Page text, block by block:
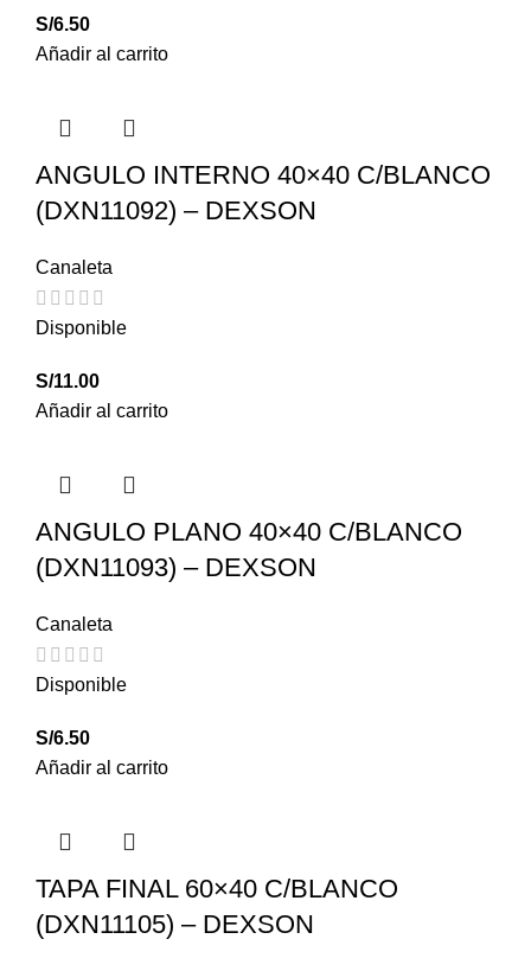
S/6.50
Añadir al carrito
ANGULO INTERNO 40×40 C/BLANCO
(DXN11092) – DEXSON
Canaleta
Disponible
S/11.00
Añadir al carrito
ANGULO PLANO 40×40 C/BLANCO
(DXN11093) – DEXSON
Canaleta
Disponible
S/6.50
Añadir al carrito
TAPA FINAL 60×40 C/BLANCO
(DXN11105) – DEXSON